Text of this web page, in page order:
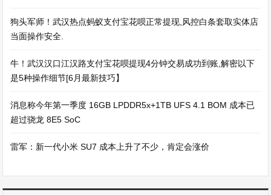
狗头军师！武汉热点蚂蚁支付宝花呗正常提现,风控白条套取实体店
当面操作安全.
牛！武汉汉口江汉路支付宝花呗提现4分钟交易成功到账,解密以下
是5种操作细节[6月最新技巧】
消息称今年第一季度 16GB LPDDR5x+1TB UFS 4.1 BOM 成本已
超过骁龙 8E5 SoC
雷军：新一代小米 SU7 成本上升了不少，肯定会涨价